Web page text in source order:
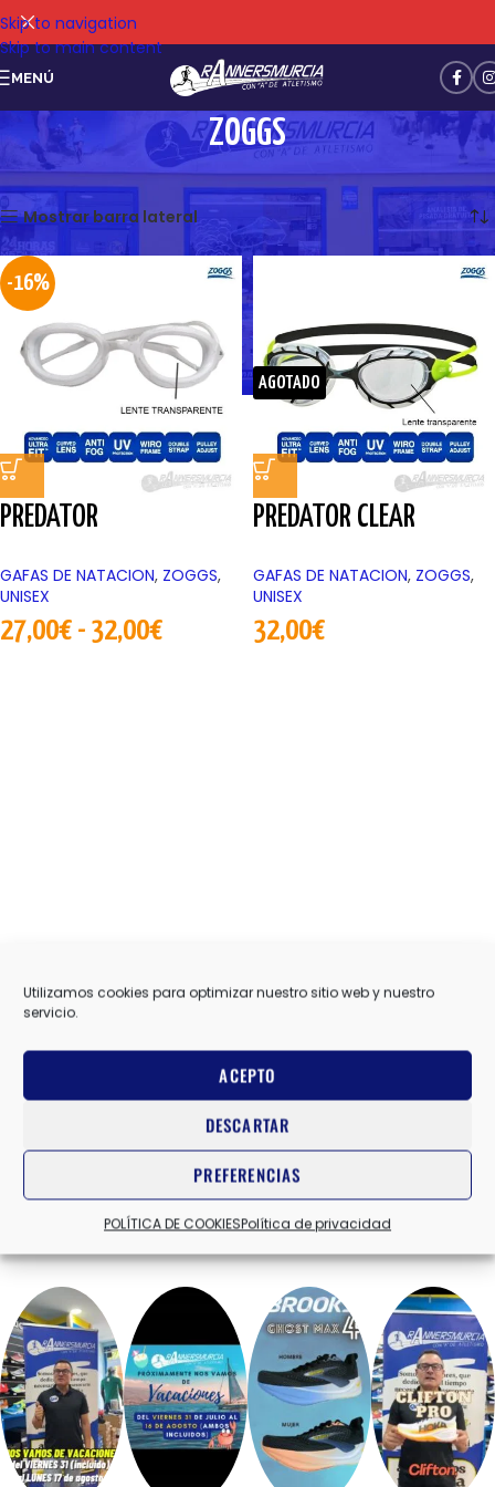
Utilizamos cookies para optimizar nuestro sitio web y nuestro
servicio.
ACEPTO
DESCARTAR
PREFERENCIAS
POLÍTICA DE COOKIESPolítica de privacidad
Skip to navigation
Skip to main content
MENÚ
ZOGGS
Mostrando los 2 resultados
Mostrar barra lateral
-16%
PREDATOR
GAFAS DE NATACION, ZOGGS,
UNISEX
27,00€ - 32,00€
AGOTADO
PREDATOR CLEAR
GAFAS DE NATACION, ZOGGS,
UNISEX
32,00€